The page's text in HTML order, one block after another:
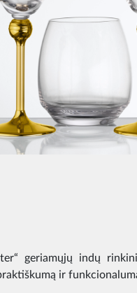
geriamųjų indų
ir